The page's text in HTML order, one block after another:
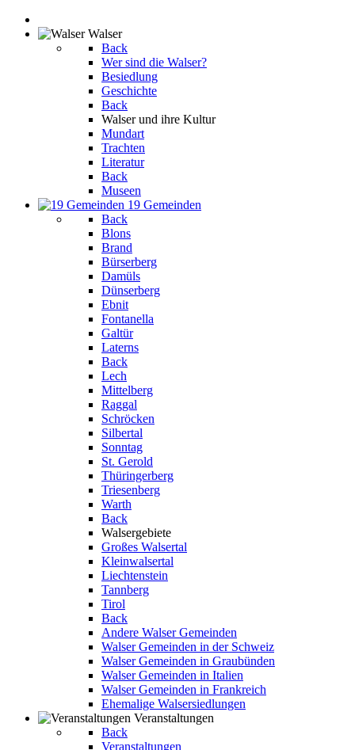
Walser
Back
Wer sind die Walser?
Besiedlung
Geschichte
Back
Walser und ihre Kultur
Mundart
Trachten
Literatur
Back
Museen
19 Gemeinden
Back
Blons
Brand
Bürserberg
Damüls
Dünserberg
Ebnit
Fontanella
Galtür
Laterns
Back
Lech
Mittelberg
Raggal
Schröcken
Silbertal
Sonntag
St. Gerold
Thüringerberg
Triesenberg
Warth
Back
Walsergebiete
Großes Walsertal
Kleinwalsertal
Liechtenstein
Tannberg
Tirol
Back
Andere Walser Gemeinden
Walser Gemeinden in der Schweiz
Walser Gemeinden in Graubünden
Walser Gemeinden in Italien
Walser Gemeinden in Frankreich
Ehemalige Walsersiedlungen
Veranstaltungen
Back
Veranstaltungen